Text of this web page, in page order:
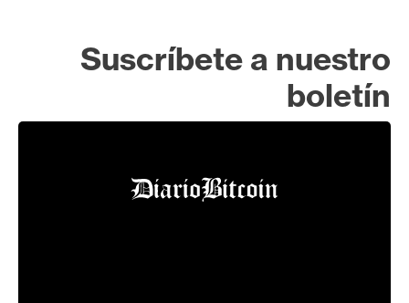
Suscríbete a nuestro
boletín